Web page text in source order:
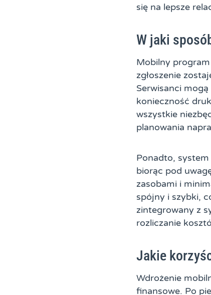
się na lepsze
W jaki
Mobilny
zgłoszenie
Serwisanci
konieczność
wszystkie
planowania
Ponadto,
biorąc pod
zasobami i
spójny i szybki,
zintegrowany z
rozliczanie
Jakie
Wdrożenie
finansowe. Po